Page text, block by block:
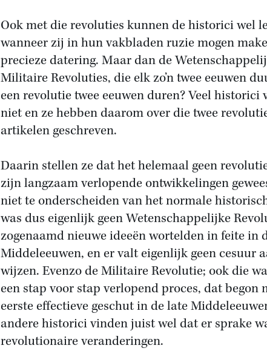
Ook met die revoluties kunnen de historici wel
wanneer zij in hun vakbladen ruzie mogen
precieze datering. Maar dan de
Militaire Revoluties, die elk zo’n twee eeuwen
een revolutie twee eeuwen duren? Veel historici
niet en ze hebben daarom over die twee
artikelen geschreven.
Daarin stellen ze dat het helemaal geen
zijn langzaam verlopende ontwikkelingen
niet te onderscheiden van het normale
was dus eigenlijk geen Wetenschappelijke
zogenaamd nieuwe ideeën wortelden in feite in
Middeleeuwen, en er valt eigenlijk geen cesuur
wijzen. Evenzo de Militaire Revolutie; ook die
een stap voor stap verlopend proces, dat begon
eerste effectieve geschut in de late
andere historici vinden juist wel dat er sprake
revolutionaire veranderingen.